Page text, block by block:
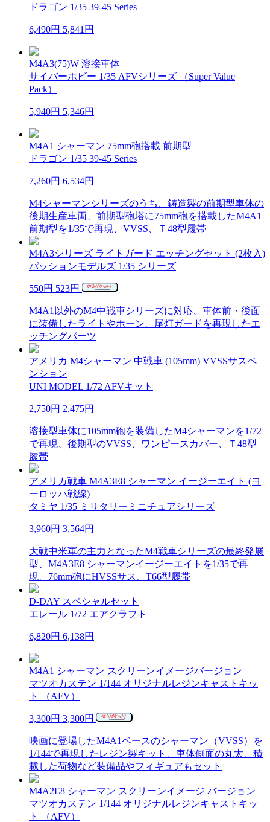
ドラゴン 1/35 39-45 Series
6,490円 5,841円
M4A3(75)W 溶接車体
サイバーホビー 1/35 AFVシリーズ （Super Value
Pack）
5,940円 5,346円
M4A1 シャーマン 75mm砲搭載 前期型
ドラゴン 1/35 39-45 Series
7,260円 6,534円
M4シャーマンシリーズのうち、鋳造製の前期型車体の
後期生産車両、前期型砲塔に75mm砲を搭載したM4A1
前期型を1/35で再現、VVSS、Ｔ48型履帯
M4A3シリーズ ライトガード エッチングセット (2枚入)
パッションモデルズ 1/35 シリーズ
550円 523円
M4A1以外のM4中戦車シリーズに対応、車体前・後面
に装備したライトやホーン、尾灯ガードを再現したエ
ッチングパーツ
アメリカ M4シャーマン 中戦車 (105mm) VVSSサスペ
ンション
UNI MODEL 1/72 AFVキット
2,750円 2,475円
溶接型車体に105mm砲を装備したM4シャーマンを1/72
で再現、後期型のVVSS、ワンピースカバー、Ｔ48型
履帯
アメリカ戦車 M4A3E8 シャーマン イージーエイト (ヨ
ーロッパ戦線)
タミヤ 1/35 ミリタリーミニチュアシリーズ
3,960円 3,564円
大戦中米軍の主力となったM4戦車シリーズの最終発展
型、M4A3E8 シャーマンイージーエイトを1/35で再
現、76mm砲にHVSSサス、T66型履帯
D-DAY スペシャルセット
エレール 1/72 エアクラフト
6,820円 6,138円
M4A1 シャーマン スクリーンイメージバージョン
マツオカステン 1/144 オリジナルレジンキャストキッ
ト （AFV）
3,300円 3,300円
映画に登場したM4A1ベースのシャーマン（VVSS）を
1/144で再現したレジン製キット、車体側面の丸太、積
載した荷物など装備品やフィギュアもセット
M4A2E8 シャーマン スクリーンイメージ バージョン
マツオカステン 1/144 オリジナルレジンキャストキッ
ト （AFV）